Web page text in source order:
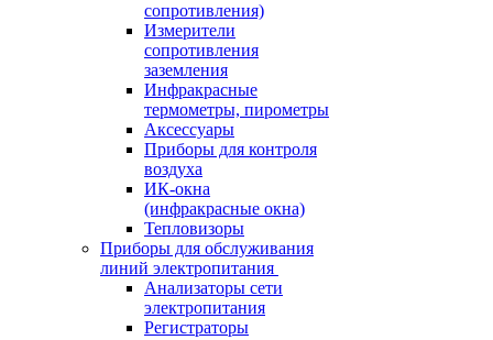
сопротивления)
Измерители
сопротивления
заземления
Инфракрасные
термометры, пирометры
Аксессуары
Приборы для контроля
воздуха
ИК-окна
(инфракрасные окна)
Тепловизоры
Приборы для обслуживания
линий электропитания
Анализаторы сети
электропитания
Регистраторы